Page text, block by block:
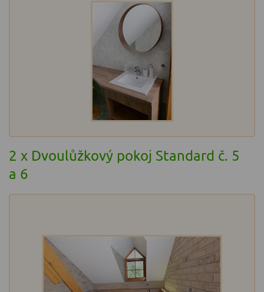
2 x Dvoulůžkový pokoj Standard č. 5
a 6